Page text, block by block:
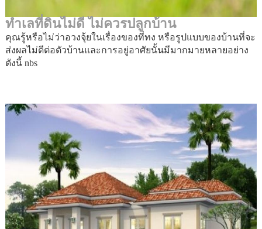
ทำเลที่ดินไม่ดี ไม่ควรปลูกบ้าน
คุณรู้หรือไม่ว่าอวงจุ้ยในเรื่องของที่ทง หรือรูปแบบของบ้านที่จะ
ส่งผลไม่ดีต่อตัวบ้านและการอยู่อาศัยนั้นมีมากมายหลายอย่าง
ดังนี้ nbs